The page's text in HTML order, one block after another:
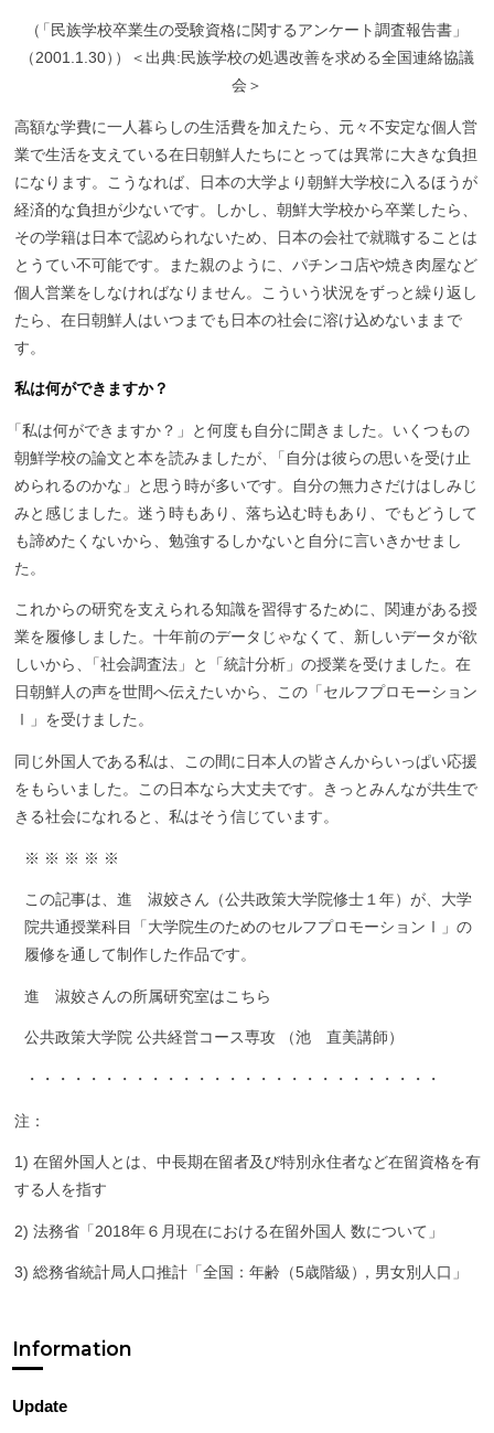
「民族学校卒業生の受験資格に関するアンケート調査報告書」
（2001.1.30） ）＜出典:民族学校の処遇改善を求める全国連絡協議
会＞
高額な学費に一人暮らしの生活費を加えたら、元々不安定な個人営
業で生活を支えている在日朝鮮人たちにとっては異常に大きな負担
になります。こうなれば、日本の大学より朝鮮大学校に入るほうが
経済的な負担が少ないです。しかし、朝鮮大学校から卒業したら、
その学籍は日本で認められないため、日本の会社で就職することは
とうてい不可能です。また親のように、パチンコ店や焼き肉屋など
個人営業をしなければなりません。こういう状況をずっと繰り返し
たら、在日朝鮮人はいつまでも日本の社会に溶け込めないままで
す。
私は何ができますか？
「私は何ができますか？」と何度も自分に聞きました。いくつもの
朝鮮学校の論文と本を読みましたが、
「自分は彼らの思いを受け止
められるのかな」と思う時が多いです。自分の無力さだけはしみじ
みと感じました。迷う時もあり、落ち込む時もあり、でもどうして
も諦めたくないから、勉強するしかないと自分に言いきかせまし
た。
これからの研究を支えられる知識を習得するために、関連がある授
業を履修しました。十年前のデータじゃなくて、新しいデータが欲
しいから、
「社会調査法」と「統計分析」の授業を受けました。在
日朝鮮人の声を世間へ伝えたいから、この「セルフプロモーション
Ⅰ」を受けました。
同じ外国人である私は、この間に日本人の皆さんからいっぱい応援
をもらいました。この日本なら大丈夫です。きっとみんなが共生で
きる社会になれると、私はそう信じています。
※ ※ ※ ※ ※
この記事は、進 淑姣さん（公共政策大学院修士１年）が、大学
院共通授業科目「大学院生のためのセルフプロモーションⅠ」の
履修を通して制作した作品です。
進 淑姣さんの所属研究室はこちら
公共政策大学院 公共経営コース専攻 （池 直美講師）
・・・・・・・・・・・・・・・・・・・・・・・・・・・
注：
1) 在留外国人とは、中長期在留者及び特別永住者など在留資格を有
する人を指す
2) 法務省「2018年６月現在における在留外国人 数について」
3) 総務省統計局人口推計「全国：年齢（5歳階級 ） ，男女別人口」
Information
Update